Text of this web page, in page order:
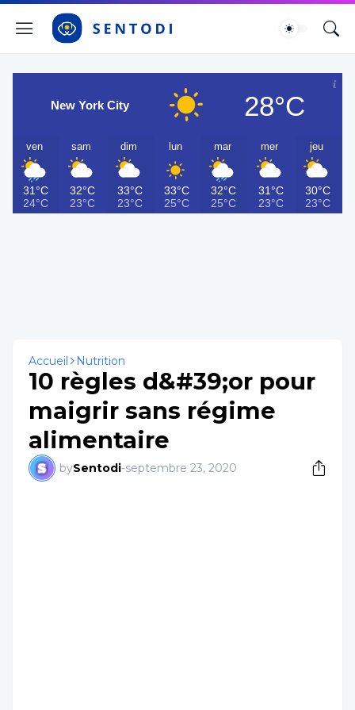
New York City 28°C
ven
31°C
24°C
sam
32°C
23°C
dim
33°C
23°C
lun
33°C
25°C
mar
32°C
25°C
mer
31°C
23°C
jeu
30°C
23°C
Accueil Nutrition
10 règles d&#39;or pour
maigrir sans régime
alimentaire
bySentodi-septembre 23, 2020